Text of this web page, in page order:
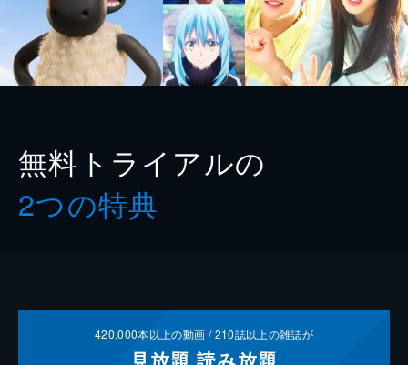
無料トライアルの
2つの特典
420,000本以上の動画 /210誌以上の雑誌が
見放題 読み放題